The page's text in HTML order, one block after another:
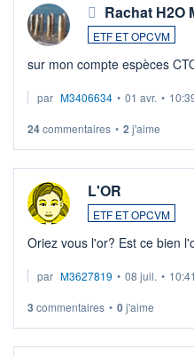
Rachat H2O
ETF ET OPCVM
sur mon compte espèces
par M3406634 • 01 avr. •
24commentaires • 2 j'aime
L'OR
ETF ET OPCVM
Oriez vous l'or? Est ce bien
par M3627819 • 08 juil. • 10:41
3 commentaires • 0j'aime